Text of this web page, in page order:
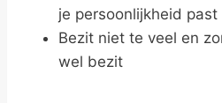
je persoonlijkheid past
Bezit niet te veel en
wel bezit